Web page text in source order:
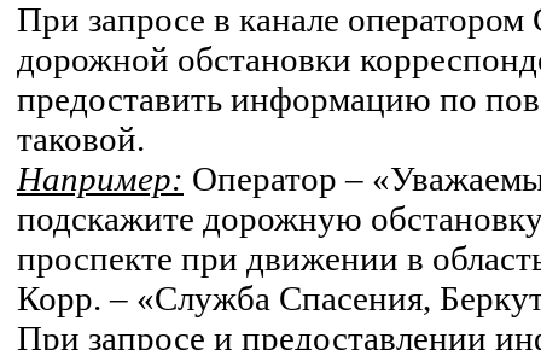
При запросе в канале
дорожной обстановки
предоставить информацию по
таковой.
Например: Оператор –
подскажите дорожную
проспекте при движении в
Корр. – «Служба Спасения,
При запросе и предоставлении